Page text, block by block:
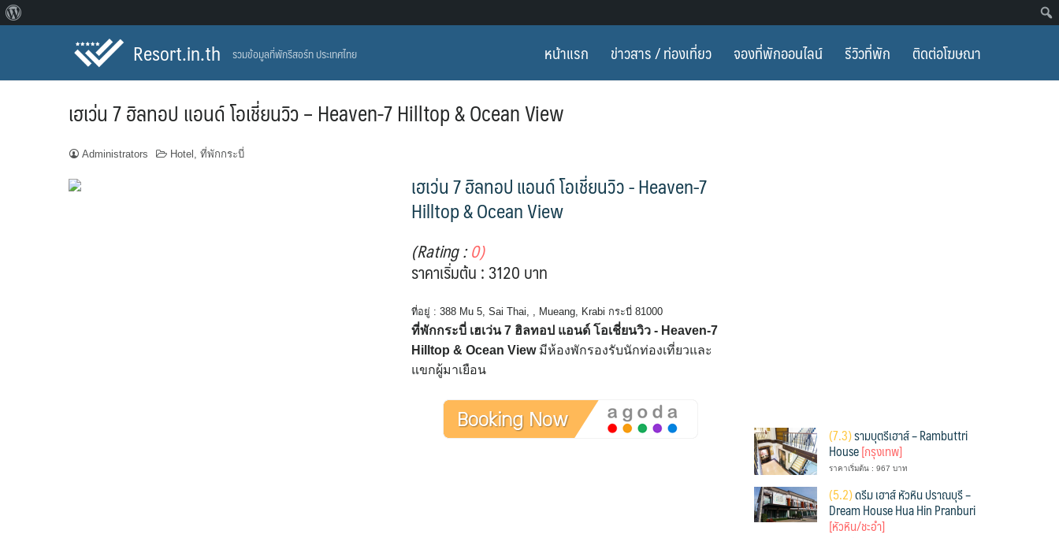
Resort.in.th รวมข้อมูลที่พักรีสอร์ท ประเทศไทย หน้าแรก ข่าวสาร / ท่องเที่ยว จองที่พักออนไลน์ รีวิวที่พัก ติดต่อโฆษณา
เฮเว่น 7 ฮิลทอป แอนด์ โอเชี่ยนวิว – Heaven-7 Hilltop & Ocean View
Administrators Hotel , ที่พักกระบี่
เฮเว่น 7 ฮิลทอป แอนด์ โอเชี่ยนวิว - Heaven-7
Hilltop & Ocean View
(Rating :0)
ราคาเริ่มต้น : 3120 บาท
ที่อยู่ : 388 Mu 5, Sai Thai, , Mueang, Krabi กระบี่ 81000
ที่พักกระบี่ เฮเว่น 7 ฮิลทอป แอนด์ โอเชี่ยนวิว - Heaven-7
Hilltop & Ocean View มีห้องพักรองรับนักท่องเที่ยวและ
แขกผู้มาเยือน
(7.3)รามบุตรีเฮาส์ – Rambuttri
House[กรุงเทพ]
ราคาเริ่มต้น : 967 บาท
(5.2)ดรีม เฮาส์ หัวหิน ปราณบุรี –
Dream House Hua Hin Pranburi
[หัวหิน/ชะอำ]